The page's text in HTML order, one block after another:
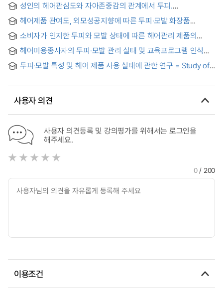
성인의 헤어관심도와 자아존중감의 관계에서 두피․
모발관리행동의 매개효과 = The Mediating Effect of Scalp
and Hair Care Behavior on the Relationship between Adult
Interest in Hair and Self-Esteem
헤어제품 관여도, 외모성공지향에 따른 두피·모발 화장품
구매행동에 미치는 영향 : 20~50대 성인 남성 중심으로 = The
Influence of Involvement in Hair Care Products and
Appearance based Success Orientation on Scalp & Hair
Cosmetics Purchase Behavior : Focusing on men in their
20~50s
소비자가 인지한 두피와 모발 상태에 따른 헤어관리 제품의
구매의도 연구 = A study on the purchase intention of hair
care products according to the scalp and hair condition
perceived by consumers
헤어미용종사자의 두피·모발 관리 실태 및 교육프로그램 인식
연구 : 대전·충청지역 중심으로 = Study on recognition of
education programs and reality of scalp and hair care of
두피·모발 특성 및 헤어 제품 사용 실태에 관한 연구 = Study of
condition
사용자 의견
사용자 의견등록 및 강의평가를 위해서는 로그인을
해주세요.
0/ 200
이용조건